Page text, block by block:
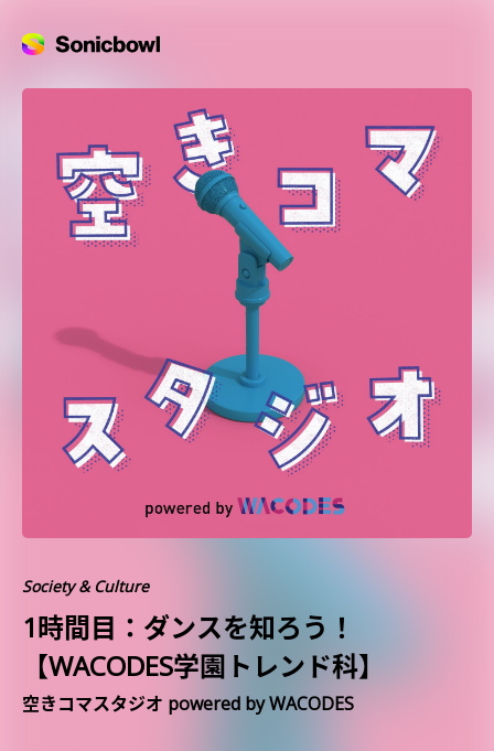
Society & Culture
1時間目：ダンスを知ろう！
【WACODES学園トレンド科】
空きコマスタジオ powered by WACODES